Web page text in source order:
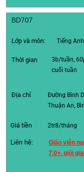
BD707
Lớp và môn: Tiếng
Thời gian
3b/tuần,
cuối tuần
Địa chỉ
Đường Bình
Thuận An,
Giá tiền
Liên hệ:
2tr8/tháng
Giáo viên
7.0+, giỏi